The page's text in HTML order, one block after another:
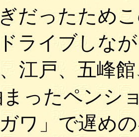
だったため
ドライブしな
江戸、五峰
ったペンシ
ワ」で遅め